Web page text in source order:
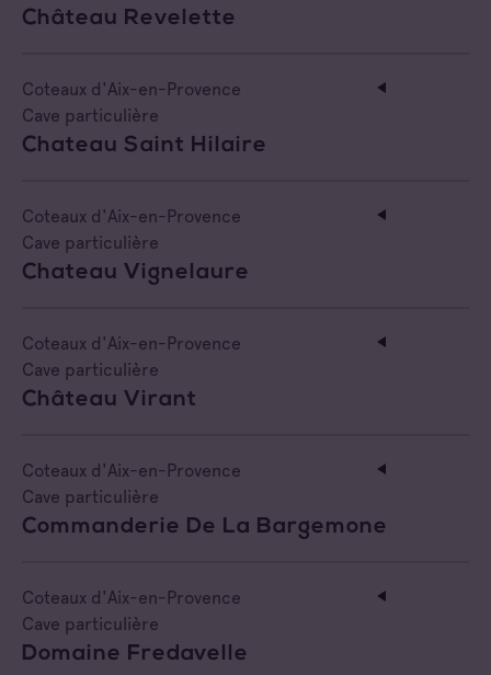
Château Revelette
Coteaux d'Aix-en-Provence
Cave particulière
Chateau Saint Hilaire
Coteaux d'Aix-en-Provence
Cave particulière
Chateau Vignelaure
Coteaux d'Aix-en-Provence
Cave particulière
Château Virant
Coteaux d'Aix-en-Provence
Cave particulière
Commanderie De La Bargemone
Coteaux d'Aix-en-Provence
Cave particulière
Domaine Fredavelle